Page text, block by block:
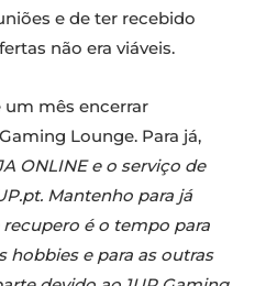
e de ter recebido
não era viáveis.
um mês encerrar
Lounge. Para já,
ONLINE e o serviço de
Mantenho para já
é o tempo para
hobbies e para as outras